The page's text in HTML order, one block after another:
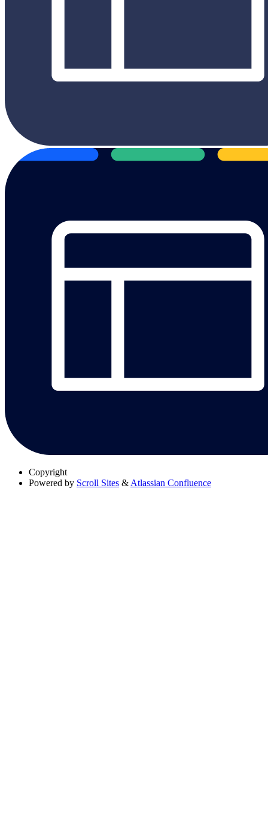
Copyright
Powered by Scroll Sites & Atlassian Confluence